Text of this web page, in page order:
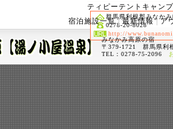
ティピーテントキャン
群馬県利根郡みなか
0278-20-8028
http://
宿泊施設一覧 最新情報 ア
みなかみ高原の宿
〒379-1721 群馬県利
TEL：0278-75-2096